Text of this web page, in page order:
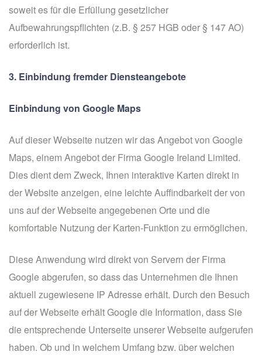
soweit es für die Erfüllung gesetzlicher
Aufbewahrungspflichten (z.B. § 257 HGB oder § 147 AO)
erforderlich ist.
3. Einbindung fremder Diensteangebote
Einbindung von Google Maps
Auf dieser Webseite nutzen wir das Angebot von Google
Maps, einem Angebot der Firma Google Ireland Limited.
Dies dient dem Zweck, Ihnen interaktive Karten direkt in
der Website anzeigen, eine leichte Auffindbarkeit der von
uns auf der Webseite angegebenen Orte und die
komfortable Nutzung der Karten-Funktion zu ermöglichen.
Diese Anwendung wird direkt von Servern der Firma
Google abgerufen, so dass das Unternehmen die Ihnen
aktuell zugewiesene IP Adresse erhält. Durch den Besuch
auf der Webseite erhält Google die Information, dass Sie
die entsprechende Unterseite unserer Webseite aufgerufen
haben. Ob und in welchem Umfang bzw. über welchen